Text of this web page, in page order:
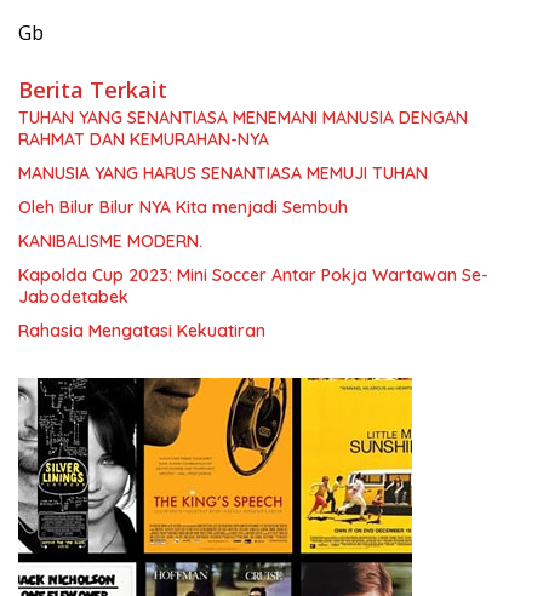
Gb
Berita Terkait
TUHAN YANG SENANTIASA MENEMANI MANUSIA DENGAN
RAHMAT DAN KEMURAHAN-NYA
MANUSIA YANG HARUS SENANTIASA MEMUJI TUHAN
Oleh Bilur Bilur NYA Kita menjadi Sembuh
KANIBALISME MODERN.
Kapolda Cup 2023: Mini Soccer Antar Pokja Wartawan Se-
Jabodetabek
Rahasia Mengatasi Kekuatiran